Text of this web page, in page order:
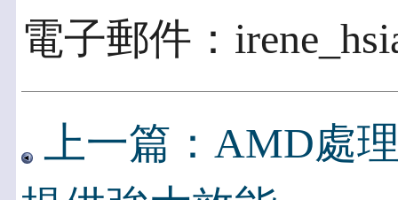
電子郵件：
上一篇：AMD處